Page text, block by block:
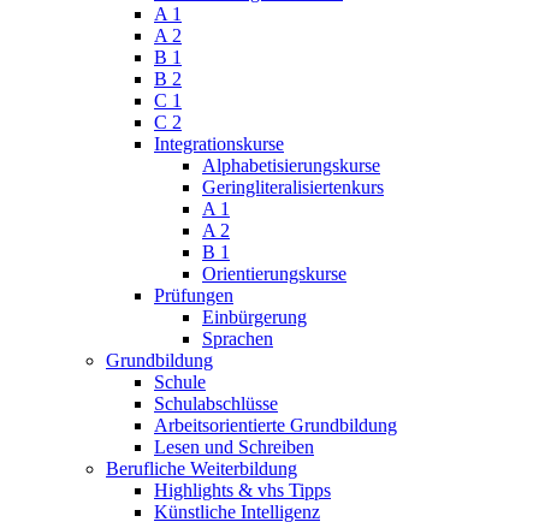
A 1
A 2
B 1
B 2
C 1
C 2
Integrationskurse
Alphabetisierungskurse
Geringliteralisiertenkurs
A 1
A 2
B 1
Orientierungskurse
Prüfungen
Einbürgerung
Sprachen
Grundbildung
Schule
Schulabschlüsse
Arbeitsorientierte Grundbildung
Lesen und Schreiben
Berufliche Weiterbildung
Highlights & vhs Tipps
Künstliche Intelligenz